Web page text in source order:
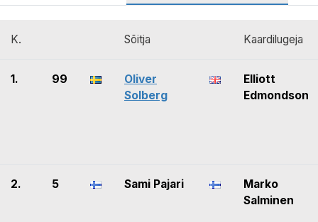
K. Sõitja Kaardilugeja
1. 99
Oliver
Solberg
Elliott
Edmondson
2. 5 Sami Pajari
Marko
Salminen